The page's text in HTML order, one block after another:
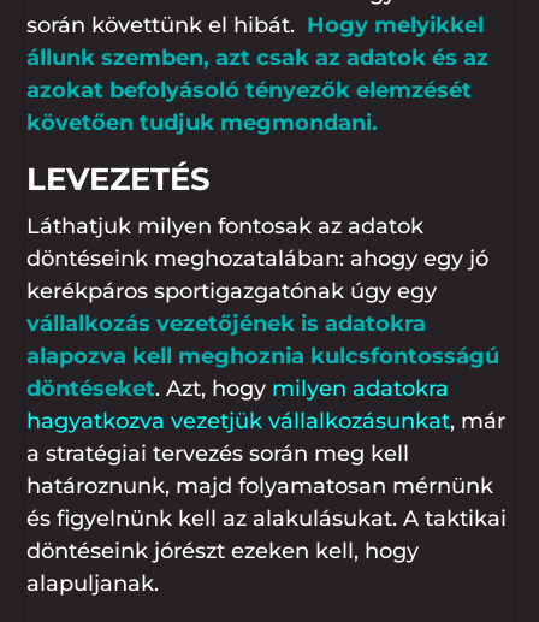
során követtünk el hibát. Hogy melyikkel
állunk szemben, azt csak az adatok és az
azokat befolyásoló tényezők elemzését
követően tudjuk megmondani.
LEVEZETÉS
Láthatjuk milyen fontosak az adatok
döntéseink meghozatalában: ahogy egy jó
kerékpáros sportigazgatónak úgy egy
vállalkozás vezetőjének is adatokra
alapozva kell meghoznia kulcsfontosságú
döntéseket. Azt, hogy milyen adatokra
hagyatkozva vezetjük vállalkozásunkat, már
a stratégiai tervezés során meg kell
határoznunk, majd folyamatosan mérnünk
és figyelnünk kell az alakulásukat. A taktikai
döntéseink jórészt ezeken kell, hogy
alapuljanak.